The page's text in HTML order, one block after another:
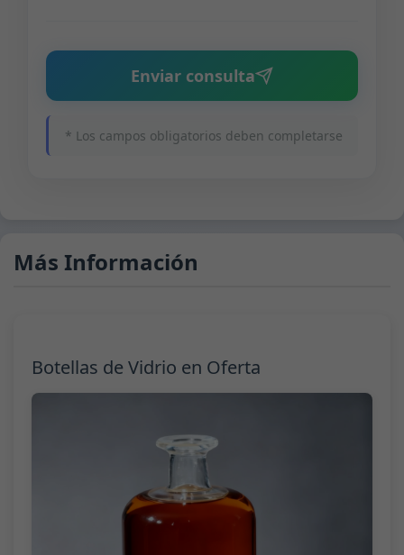
Enviar consulta
* Los campos obligatorios deben completarse
Más Información
Botellas de Vidrio en Oferta